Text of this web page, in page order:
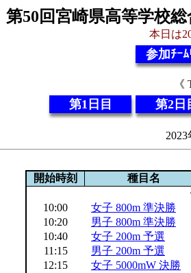
第50回宮崎県高等学校
本日は
参加ﾁｰﾑ
第1日目 第2日
開始時刻
種目名
10:00
女子 800m 準決勝
10:20
男子 800m 準決勝
10:40
女子 200m 予選
11:15
男子 200m 予選
12:15
女子 5000mW 決勝